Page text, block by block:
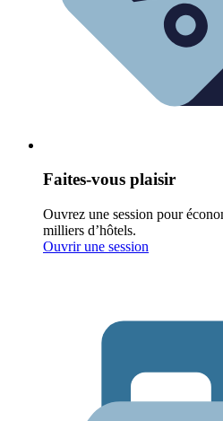
Faites-vous plaisir
Ouvrez une session pour
milliers d’hôtels.
Ouvrir une session